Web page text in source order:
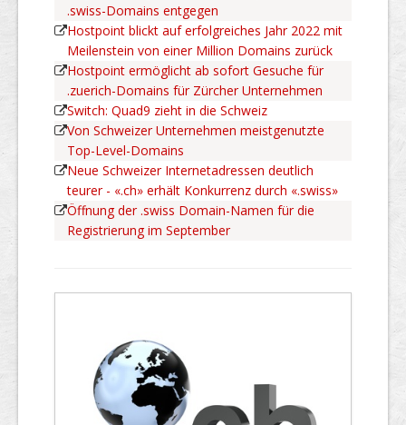
.swiss-Domains entgegen
Hostpoint blickt auf erfolgreiches Jahr 2022 mit
Meilenstein von einer Million Domains zurück
Hostpoint ermöglicht ab sofort Gesuche für
.zuerich-Domains für Zürcher Unternehmen
Switch: Quad9 zieht in die Schweiz
Von Schweizer Unternehmen meistgenutzte
Top-Level-Domains
Neue Schweizer Internetadressen deutlich
teurer - «.ch» erhält Konkurrenz durch «.swiss»
Öffnung der .swiss Domain-Namen für die
Registrierung im September